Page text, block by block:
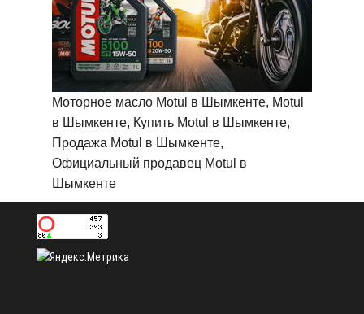
Моторное масло Motul в Шымкенте, Motul
в Шымкенте, Купить Motul в Шымкенте,
Продажа Motul в Шымкенте,
Официальный продавец Motul в
Шымкенте